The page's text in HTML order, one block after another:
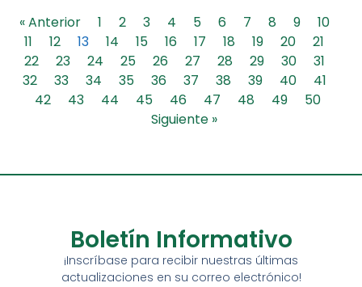
« Anterior 1 2 3 4 5 6 7 8 9
10
11
12 13 14 15 16 17 18 19 20
21
22
23 24 25 26 27 28 29 30
31
32
33 34 35 36 37 38 39 40
41
42
43 44 45 46 47 48 49
50
Siguiente »
Boletín Informativo
¡Inscríbase para recibir nuestras últimas
actualizaciones en su correo electrónico!